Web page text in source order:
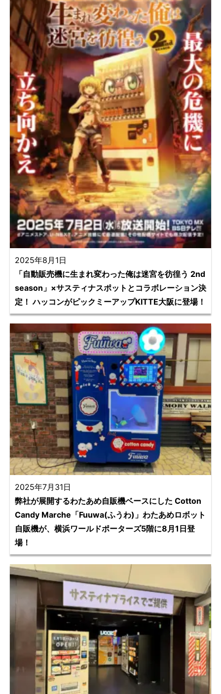
2025年8月1日
「自動販売機に生まれ変わった俺は迷宮を彷徨う 2nd
season」×サスティナスポットとコラボレーション決
定！ ハッコンがピックミーアップKITTE大阪に登場！
2025年7月31日
弊社が展開するわたあめ自販機ベースにした Cotton
Candy Marche「Fuuwa(ふうわ)」わたあめロボット
自販機が、横浜ワールドポーターズ5階に8月1日登
場！